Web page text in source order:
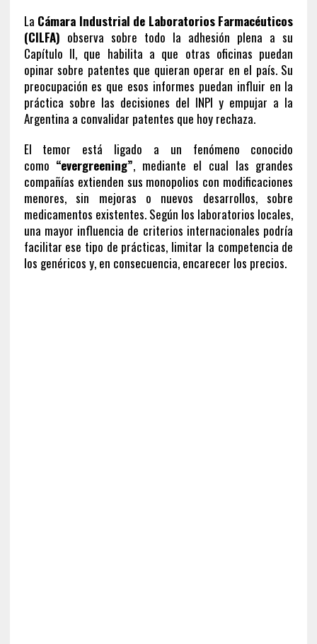
La Cámara Industrial de Laboratorios Farmacéuticos
(CILFA) observa sobre todo la adhesión plena a su
Capítulo II, que habilita a que otras oficinas puedan
opinar sobre patentes que quieran operar en el país. Su
preocupación es que esos informes puedan influir en la
práctica sobre las decisiones del INPI y empujar a la
Argentina a convalidar patentes que hoy rechaza.
El temor está ligado a un fenómeno conocido
como “evergreening”, mediante el cual las grandes
compañías extienden sus monopolios con modificaciones
menores, sin mejoras o nuevos desarrollos, sobre
medicamentos existentes. Según los laboratorios locales,
una mayor influencia de criterios internacionales podría
facilitar ese tipo de prácticas, limitar la competencia de
los genéricos y, en consecuencia, encarecer los precios.